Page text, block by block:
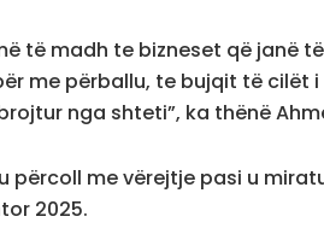
të madh te bizneset që janë
me përballu, te bujqit të cilët
nga shteti”, ka thënë
përcoll me vërejtje pasi u
2025.